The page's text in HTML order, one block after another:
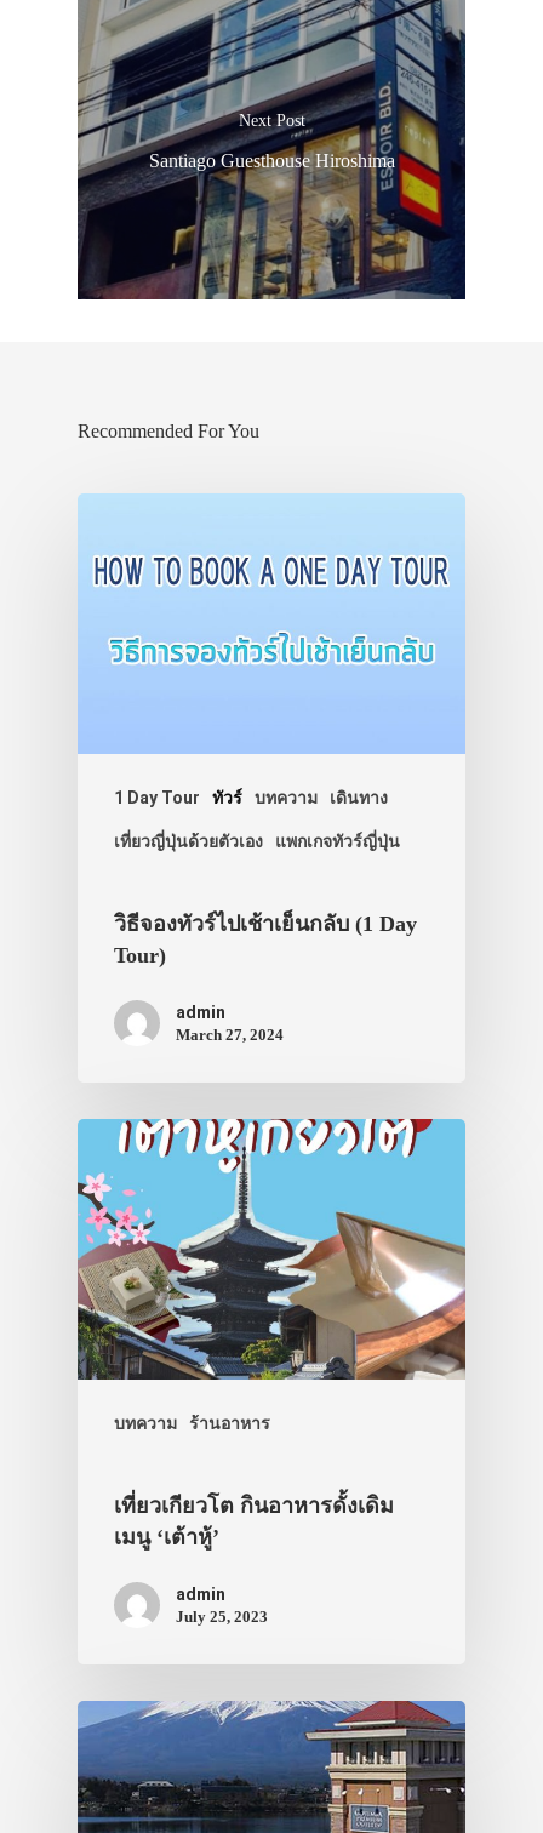
Next Post
Santiago Guesthouse Hiroshima
Recommended For You
1 Day Tour ทัวร์ บทความ เดินทาง
เที่ยวญี่ปุ่นด้วยตัวเอง แพกเกจทัวร์ญี่ปุ่น
วิธีจองทัวร์ไปเช้าเย็นกลับ (1 Day
Tour)
admin
March 27, 2024
บทความ ร้านอาหาร
เที่ยวเกียวโต กินอาหารดั้งเดิม
เมนู ‘เต้าหู้’
admin
July 25, 2023